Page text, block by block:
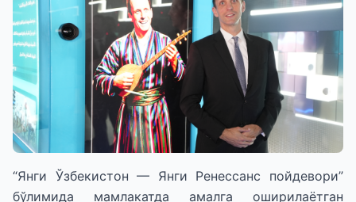
“Янги Ўзбекистон — Янги Ренессанс пойдевори”
бўлимида мамлакатда амалга оширилаётган